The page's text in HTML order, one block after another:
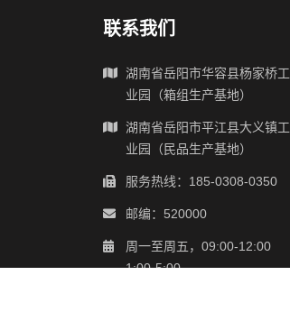
联系我们
湖南省岳阳市华容县杨家桥工
业园（箱组生产基地）
湖南省岳阳市平江县大义镇工
业园（民品生产基地）
服务热线：185-0308-0350
邮编：520000
周一至周五，09:00-12:00
1:00-5:00